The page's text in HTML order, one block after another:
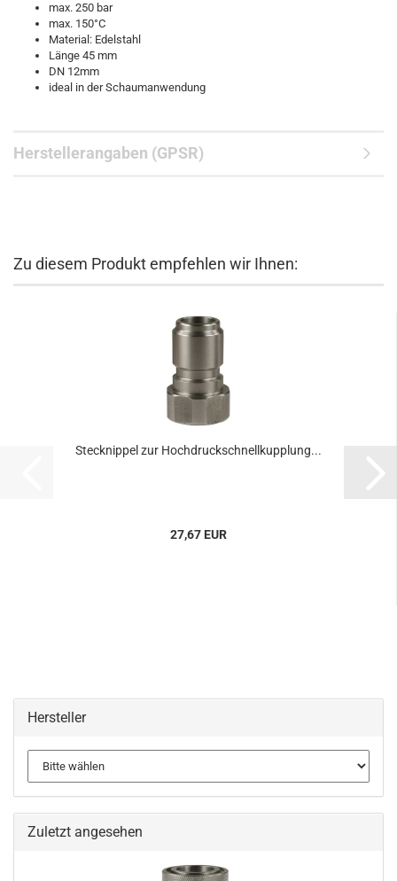
max. 250 bar
max. 150°C
Material: Edelstahl
Länge 45 mm
DN 12mm
ideal in der Schaumanwendung
Herstellerangaben (GPSR)
Zu diesem Produkt empfehlen wir Ihnen:
Stecknippel zur Hochdruckschnellkupplung...
27,67 EUR
Hersteller
Zuletzt angesehen